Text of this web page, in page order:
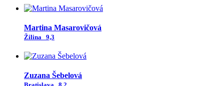
Martina Masarovičová
Žilina 9,3
Zuzana Šebelová